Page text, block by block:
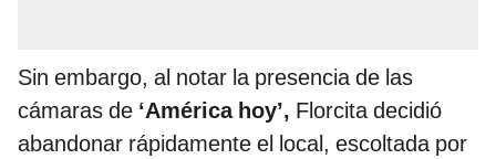
Sin embargo, al notar la presencia de las
cámaras de ‘América hoy’, Florcita decidió
abandonar rápidamente el local, escoltada por